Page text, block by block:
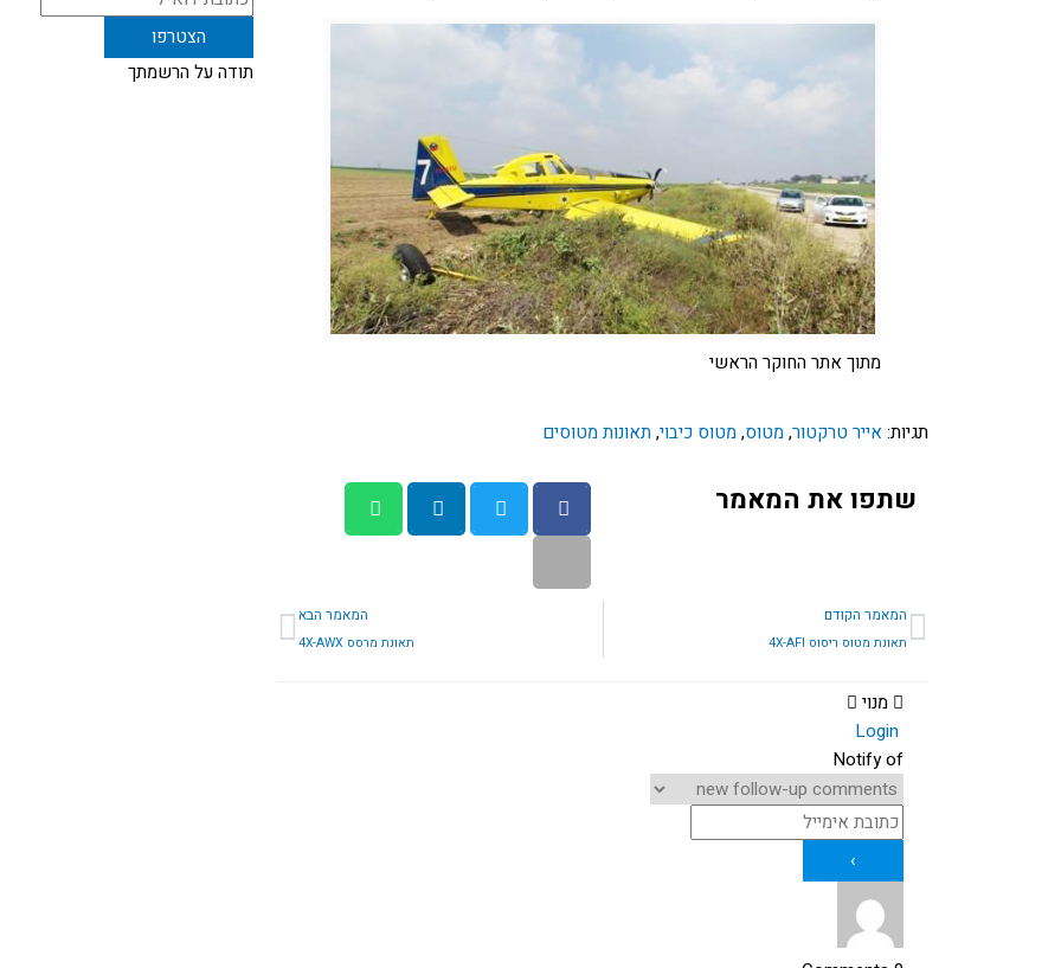
מתוך אתר החוקר הראשי
תגיות: אייר טרקטור,מטוס,מטוס כיבוי, תאונות מטוסים
שתפו את המאמר
קודם
המאמר הקודם
תאונת מטוס ריסוס 4X-AFI
המאמר הבא
תאונת מרסס 4X-AWX
הבא
מנוי
Notify of
תודה על הרשמתך